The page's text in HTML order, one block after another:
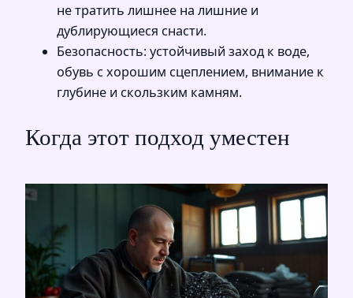
не тратить лишнее на лишние и
дублирующиеся снасти.
Безопасность: устойчивый заход к воде,
обувь с хорошим сцеплением, внимание к
глубине и скользким камням.
Когда этот подход уместен